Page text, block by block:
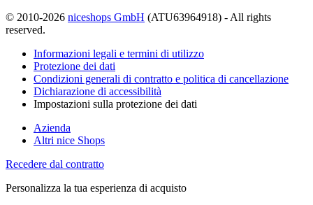
© 2010-2026 niceshops GmbH (ATU63964918) - All rights
reserved.
Informazioni legali e termini di utilizzo
Protezione dei dati
Condizioni generali di contratto e politica di cancellazione
Dichiarazione di accessibilità
Impostazioni sulla protezione dei dati
Azienda
Altri nice Shops
Recedere dal contratto
Personalizza la tua esperienza di acquisto